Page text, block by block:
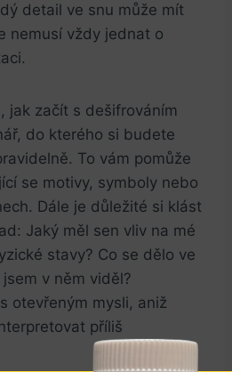
detail ve snu může mít
nemusí vždy jednat o
jak začít s dešifrováním
do kterého si budete
To vám pomůže
se motivy, symboly nebo
Dále je důležité si klást
Jaký měl sen vliv na mé
stavy? Co se dělo ve
v něm viděl?
otevřeným mysli, aniž
příliš